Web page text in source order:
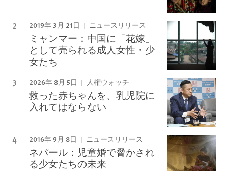
2019年 3月 21日 ニュースリリース
ミャンマー：中国に「花嫁」
として売られる成人女性・少
女たち
2026年 8月 5日 人権ウォッチ
救った赤ちゃんを、乳児院に
入れてはならない
2016年 9月 8日 ニュースリリース
ネパール：児童婚で脅かされ
る少女たちの未来